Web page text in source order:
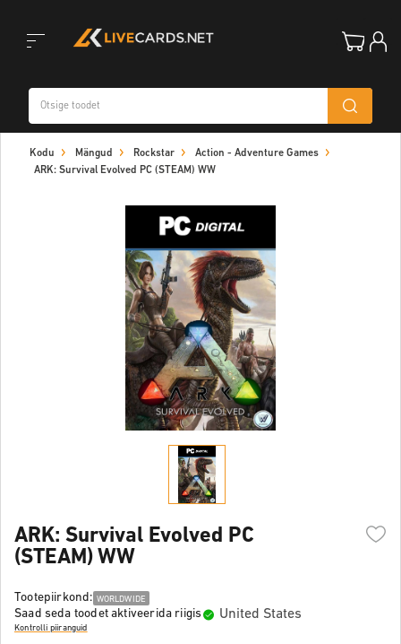
navigation
Kodu Mängud Rockstar
Action - Adventure Games
ARK: Survival Evolved PC (STEAM) WW
ARK: Survival Evolved PC
(STEAM) WW
Tootepiirkond: WORLDWIDE
Saad seda toodet aktiveerida riigis United States
Kontrolli piiranguid